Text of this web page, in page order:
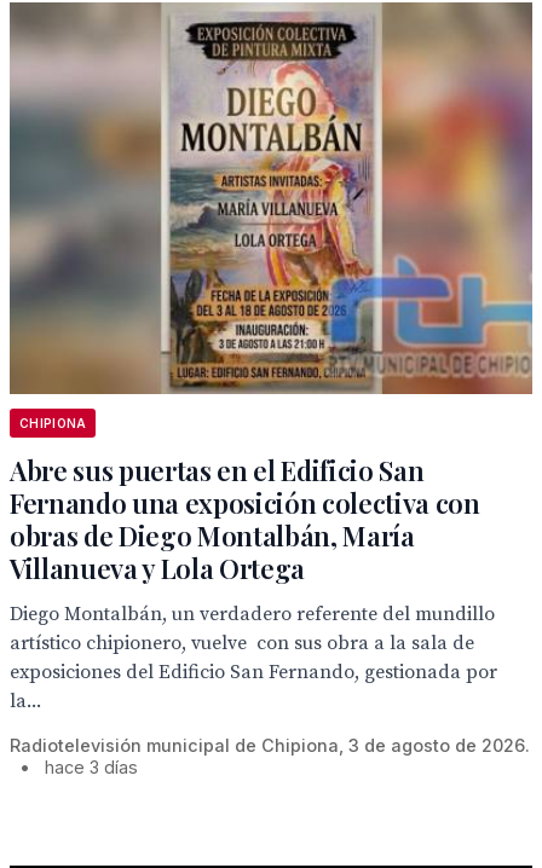
CHIPIONA
Abre sus puertas en el Edificio San
Fernando una exposición colectiva con
obras de Diego Montalbán, María
Villanueva y Lola Ortega
Diego Montalbán, un verdadero referente del mundillo
artístico chipionero, vuelve con sus obra a la sala de
exposiciones del Edificio San Fernando, gestionada por
la...
Radiotelevisión municipal de Chipiona, 3 de agosto de 2026.
•
hace 3 días